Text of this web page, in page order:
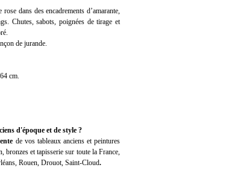
dans des encadrements d’amarante,
Chutes, sabots, poignées de tirage et
de jurande.
cm.
d'époque et de style ?
de vos tableaux anciens et peintures
bronzes et tapisserie sur toute la France,
Rouen, Drouot, Saint-Cloud.